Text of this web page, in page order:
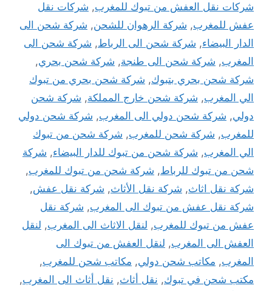
شركات نقل العفش من تبوك للمغرب, شركات نقل
عفش للمغرب, شركة الرهوان للشحن, شركة شحن الى
الدار البيضاء, شركة شحن الى الرباط, شركة شحن الى
المغرب, شركة شحن الى طنجة, شركة شحن بحري,
شركة شحن بحري بتبوك, شركة شحن بحري من تبوك
الي المغرب, شركة شحن خارج المملكة, شركة شحن
دولي, شركة شحن دولي الى المغرب, شركة شحن دولي
للمغرب, شركة شحن للمغرب, شركة شحن من تبوك
الي المغرب, شركة شحن من تبوك للدار البيضاء, شركة
شحن من تبوك للرباط, شركة شحن من تبوك للمغرب,
شركة نقل اثاث, شركة نقل الأثاث, شركة نقل عفش,
شركة نقل عفش من تبوك الى المغرب, شركة نقل
عفش من تبوك للمغرب, لنقل الاثاث الى المغرب, لنقل
العفش الى المغرب, لنقل العفش من تبوك الى
المغرب, مكاتب شحن دولي, مكاتب شحن للمغرب,
مكتب شحن في تبوك, نقل أثاث, نقل أثاث الى المغرب,